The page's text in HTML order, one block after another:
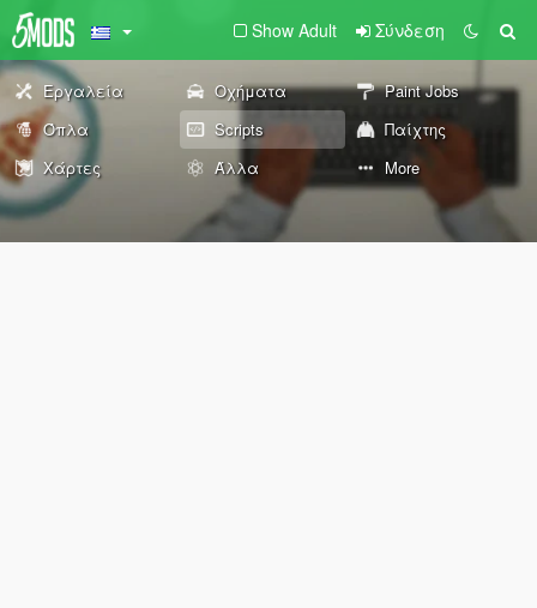
Show Adult Σύνδεση
Εργαλεία Οχήματα
Paint Jobs
Όπλα
Scripts
Παίχτης
Χάρτες
Άλλα More